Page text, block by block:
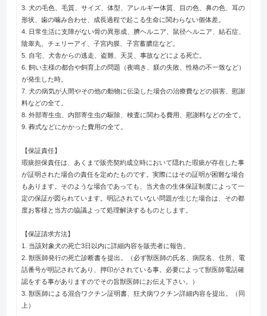
3. 犬の毛色、毛質、サイズ、体型、アレルギー体質、目の色、鼻の色、耳の
形状、歯の噛み合わせ、成長過程で起こる生命に関わらない個体差。
4. 日常生活に支障がない骨の異形成、臍ヘルニア、鼠径ヘルニア、結石症、
陰睾丸、チェリーアイ、子宮内膜、子宮蓄膿症など。
5. 自宅、犬舎からの逃走、盗難、天災、事故などによる死亡。
6. 飼い主様の都合や飼育上の問題（夜鳴き、躾の失敗、性格の不一致など）
が発生した時。
7. 犬の病気が人間やその他の動物に伝染した場合の治療費などの損害、慰謝
料などの全て。
8. 外部寄生虫、内部寄生虫の駆除、検査に関わる費用、慰謝料などの全て。
9. 葬式などにかかった費用の全て。
【保証責任】
瑕疵担保責任は、あくまで販売契約成立時において隠れた瑕疵が存在した事
が証明された場合の責任を定めたものです。実際にはその証明が困難な場合
もあります。そのような場合であっても、当犬舎の生体保証制度によって一
定の保証が図られています。明記されていない問題が生じた場合は、その都
度お客様と当方の協議よって処理解決するものとします。
【保証請求方法】
1. 当該対象犬の死亡3日以内に詳細内容を販売者に報告。
2. 獣医師発行の死亡診断書を提出。（必ず獣医師の氏名、病院名、住所、電
話番号が明記されてあり、押印がされている事。必要によって獣医師電話確
認をする事がありますのでその旨獣医師にお伝え下さい。）
3. 獣医師による混合ワクチン証明書、狂犬病ワクチン詳細内容を提出。（同
上）